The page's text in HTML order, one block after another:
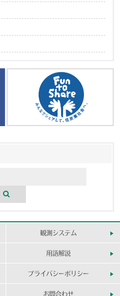
観測システム
用語解説
プライバシーポリシー
お問合わせ